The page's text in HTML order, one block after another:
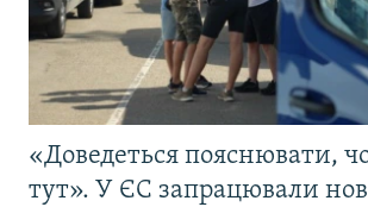
«Доведеться пояснювати,
тут». У ЄС запрацювали